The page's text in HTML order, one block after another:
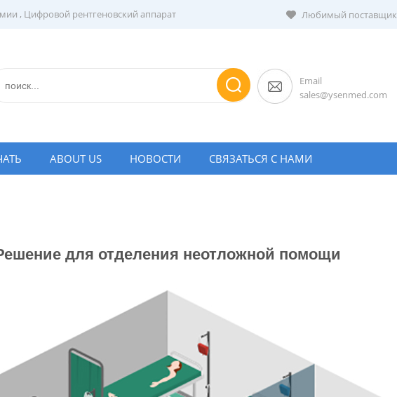
, Цифровой рентгеновский аппарат Любимый поставщик
Email
sales@ysenmed.com
ABOUT US НОВОСТИ СВЯЗАТЬСЯ С НАМИ
для отделения неотложной помощи